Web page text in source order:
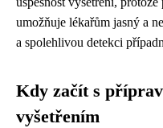
umožňuje lékařům jasný a
a spolehlivou detekci
Kdy začít s
vyšetřením